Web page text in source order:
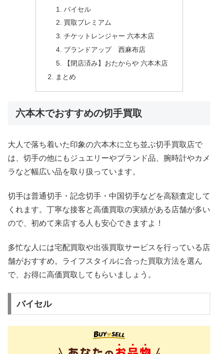
バイセル
買取プレミアム
チケットレンジャー 六本木店
ブランドアップ 西麻布店
【閉店済み】おたからや 六本木店
まとめ
六本木でおすすめの切手買取
大人で落ち着いた印象の六本木に立ち並ぶ切手買取店で
は、切手の他にもジュエリーやブランド品、腕時計やカメ
ラなど幅広い品を取り扱っています。
切手は普通切手・記念切手・中国切手などを高額査定して
くれます。丁寧な接客と高価買取の実績がある店舗が多い
ので、初めて来店する人も安心できますよ！
多忙な人には宅配買取や出張買取サービスを行っている店
舗がおすすめ。ライフスタイルに合った買取方法を選ん
で、お得に高価買取してもらいましょう。
バイセル